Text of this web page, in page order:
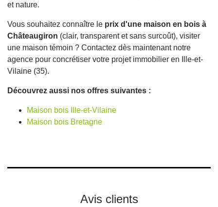
et nature.
Vous souhaitez connaître le prix d'une maison en bois à
Châteaugiron (clair, transparent et sans surcoût), visiter
une maison témoin ? Contactez dès maintenant notre
agence pour concrétiser votre projet immobilier en Ille-et-
Vilaine (35).
Découvrez aussi nos offres suivantes :
Maison bois Ille-et-Vilaine
Maison bois Bretagne
Avis clients